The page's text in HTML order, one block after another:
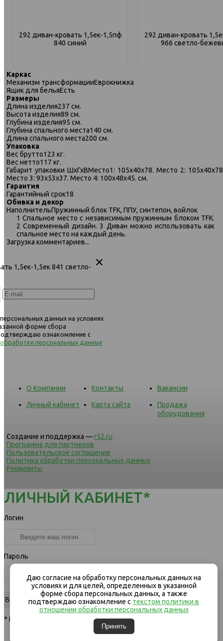
292 диван-кровать 1,5ек-1,5пф
840 синий
292 диван-кровать
966 светло-
292 диван-кровать
1,5ек-1,5ек-1,5пф 840 синий
1,5ек-1,5ек-1,5пф 966
бежевый
Каркас
Механизм трансформацииЕврокнижка
Ящик для бельяЕсть
Размеры
Длина изделия237 см.
Высота изделия89 см.
Глубина изделия95 см.
Глубина спального места140 см.
Длина спального места200 см.
Упаковка
Вес брутто123 кг.
Вес нетто117 кг.
Габарит упаковки ШхГхВМесто1: 105х40х78. Место 2:
Место 3: 93х53х37. Место 4: 100х48х45. см.
Гарантия
Гарантийный срок18
Обивка и декор
НаполнительПружинный блок TFK, ППУ, синтепон, войлок
1 Спальное место с независимым пружинным блоком TFK.
2 Современный дизайн. 3 Диван можно использовать как
спальное место на каждый день.
Загрузка комментариев...
1,5ек-1,5ек 841 светло-
данных на условиях
форме сбора
ознакомление с
персональных данных
О Компании Контакты Вакансии
Личный кабинет Карта сайта
Продажа
оборудования
Создание и поддержка —r52.ru
Программа для партнеров
Пользовательское соглашение
Политика обработки персональных данных
Реквизиты
ЛИЧНЫЙ КАБИНЕТ*
Логин
Пароль
* Вход для клиентов компании
Даю согласие на обработку персональных данных на
условиях и для целей, определенных в указанной
форме сбора персональных данных, а также
подтверждаю ознакомление с текстом политики в
отношении обработки персональных данных
Принять